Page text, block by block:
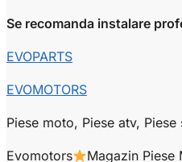
Se recomanda instalare
EVOPARTS
EVOMOTORS
Piese moto, Piese atv, Piese
Evomotors Magazin Piese